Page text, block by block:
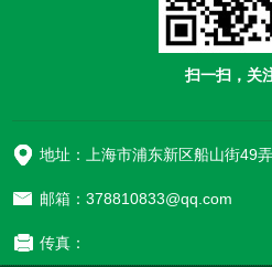
扫一扫，关
邮箱：378810833@qq.com
传真：